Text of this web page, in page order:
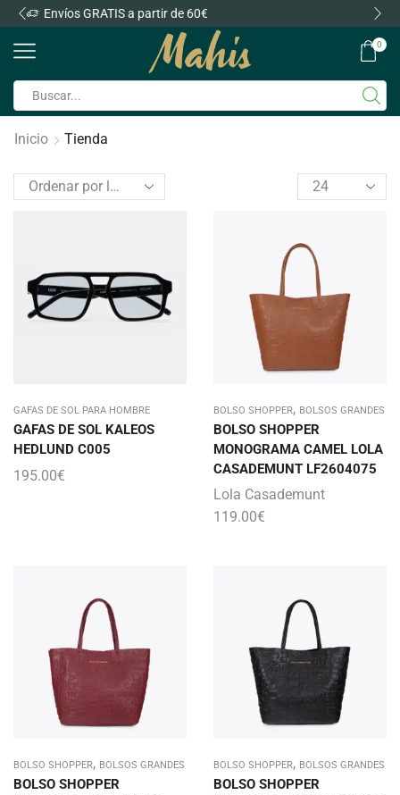
Envíos GRATIS a partir de 60€
0
Inicio Tienda
GAFAS DE SOL PARA HOMBRE
GAFAS DE SOL KALEOS
HEDLUND C005
195.00€
BOLSO SHOPPER, BOLSOS GRANDES
BOLSO SHOPPER
MONOGRAMA CAMEL LOLA
CASADEMUNT LF2604075
Lola Casademunt
119.00€
BOLSO SHOPPER, BOLSOS GRANDES
BOLSO SHOPPER
BOLSO SHOPPER, BOLSOS GRANDES
BOLSO SHOPPER